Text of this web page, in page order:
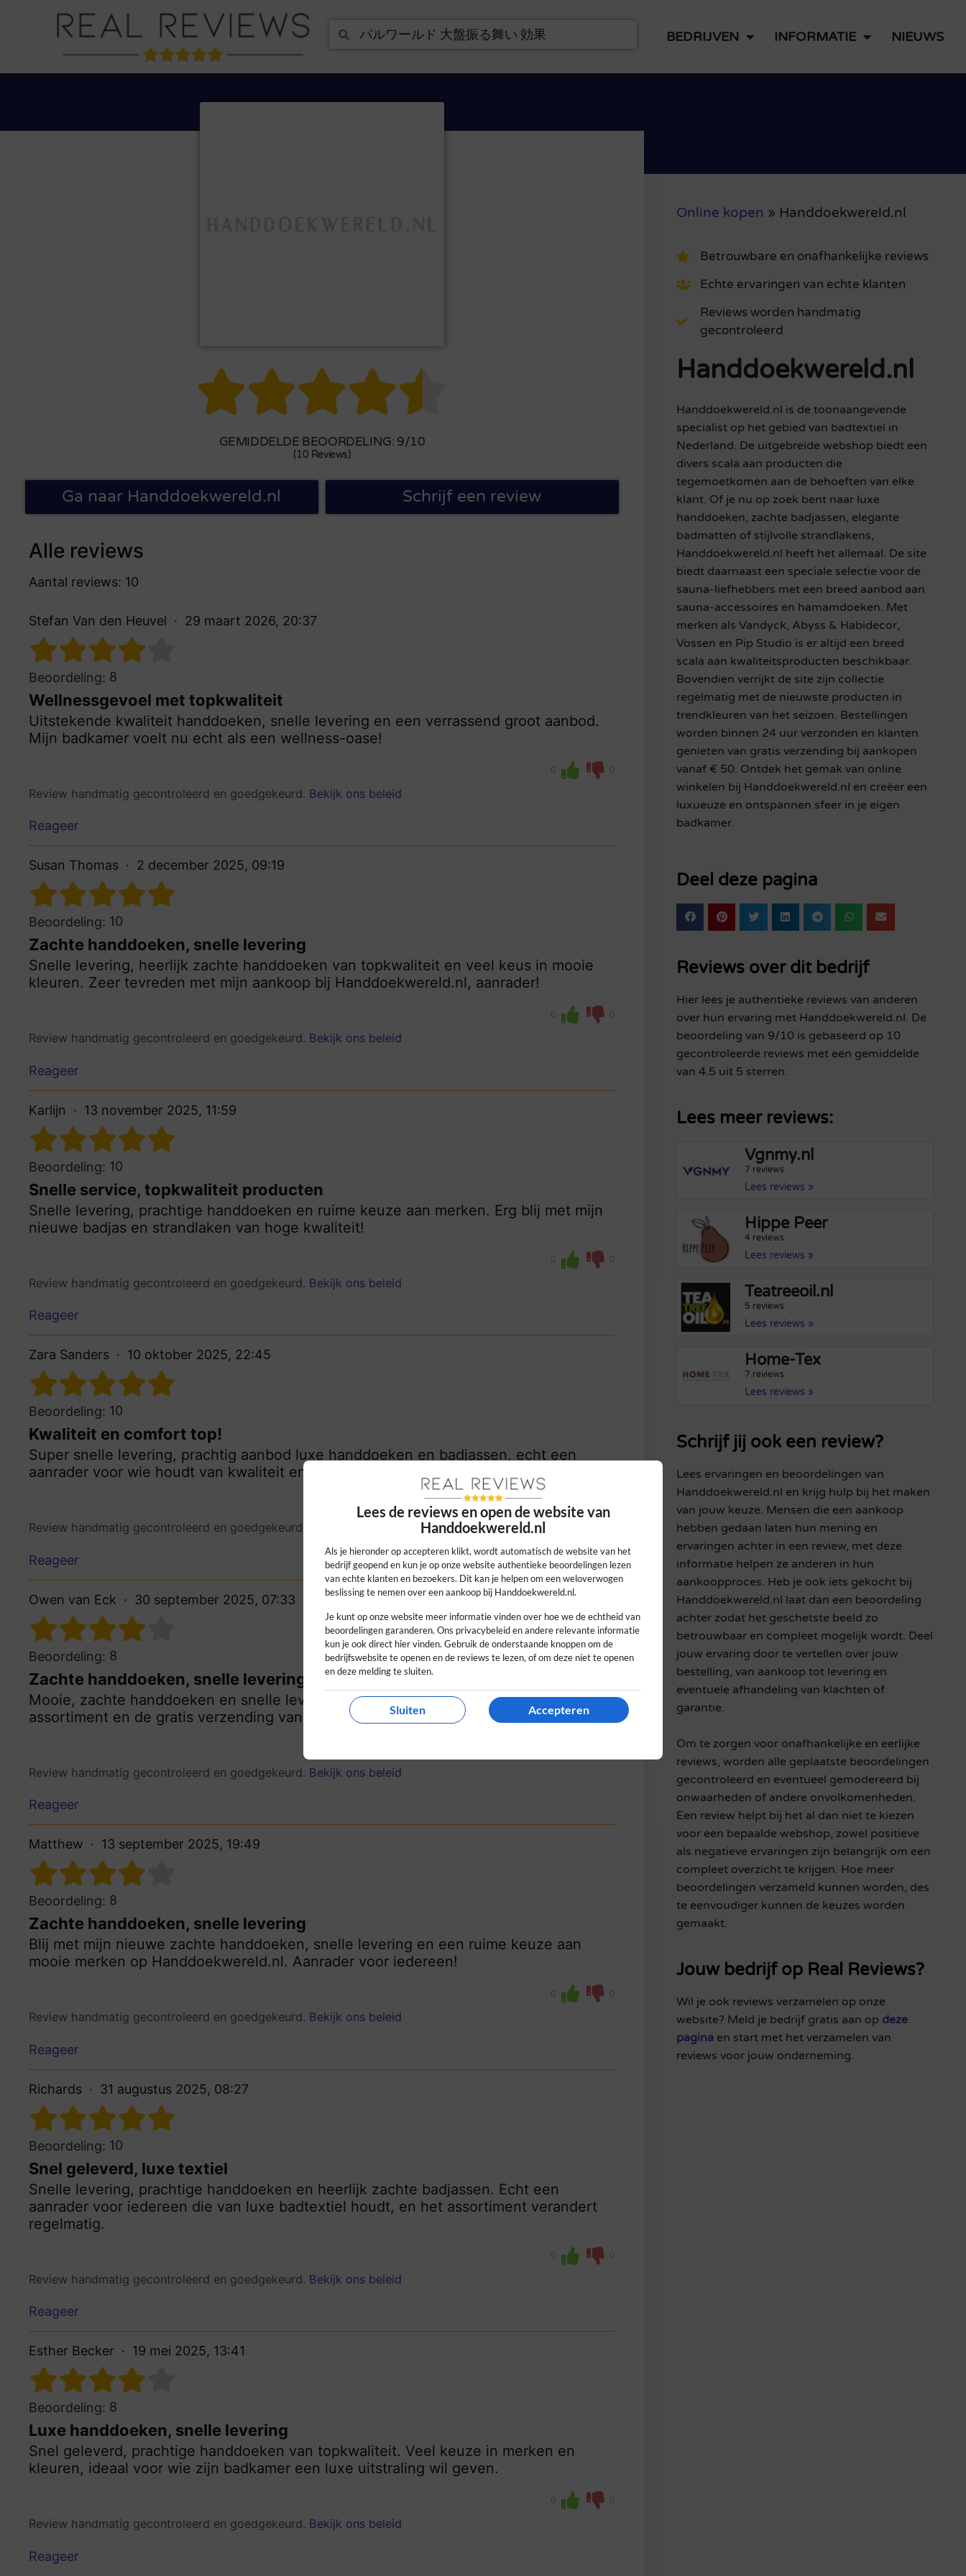
BEDRIJVEN INFORMATIE NIEUWS

GEMIDDELDE BEOORDELING: 9/10
(10 Reviews)
Ga naar Handdoekwereld.nl Schrijf een review
Alle reviews
Aantal reviews: 10
Stefan Van den Heuvel 29 maart 2026, 20:37
Beoordeling: 8
Wellnessgevoel met topkwaliteit
Uitstekende kwaliteit handdoeken, snelle levering en een verrassend groot aanbod.
Mijn badkamer voelt nu echt als een wellness-oase!
0 0
Review handmatig gecontroleerd en goedgekeurd. Bekijk ons beleid
Reageer
Susan Thomas 2 december 2025, 09:19
Beoordeling: 10
Zachte handdoeken, snelle levering
Snelle levering, heerlijk zachte handdoeken van topkwaliteit en veel keus in mooie
kleuren. Zeer tevreden met mijn aankoop bij Handdoekwereld.nl, aanrader!
0 0
Review handmatig gecontroleerd en goedgekeurd. Bekijk ons beleid
Reageer
Karlijn 13 november 2025, 11:59
Beoordeling: 10
Snelle service, topkwaliteit producten
Snelle levering, prachtige handdoeken en ruime keuze aan merken. Erg blij met mijn
nieuwe badjas en strandlaken van hoge kwaliteit!
0 0
Review handmatig gecontroleerd en goedgekeurd. Bekijk ons beleid
Reageer
Zara Sanders 10 oktober 2025, 22:45
Beoordeling: 10
Kwaliteit en comfort top!
Super snelle levering, prachtig aanbod luxe handdoeken en badjassen, echt een
aanrader voor wie houdt van kwaliteit en comfort in de badkamer!
0
Review handmatig gecontroleerd en goedgekeurd.
Reageer
Owen van Eck 30 september 2025, 07:33
Beoordeling: 8
Zachte handdoeken, snelle levering
Mooie, zachte handdoeken en snelle levering. Heel tevreden met het ruime
assortiment en de gratis verzending vanaf vijftig euro.
Review handmatig gecontroleerd en goedgekeurd. Bekijk ons beleid
Reageer
Matthew 13 september 2025, 19:49
Beoordeling: 8
Zachte handdoeken, snelle levering
Blij met mijn nieuwe zachte handdoeken, snelle levering en een ruime keuze aan
mooie merken op Handdoekwereld.nl. Aanrader voor iedereen!
0 0
Review handmatig gecontroleerd en goedgekeurd. Bekijk ons beleid
Reageer
Richards 31 augustus 2025, 08:27
Beoordeling: 10
Snel geleverd, luxe textiel
Snelle levering, prachtige handdoeken en heerlijk zachte badjassen. Echt een
aanrader voor iedereen die van luxe badtextiel houdt, en het assortiment verandert
regelmatig.
0 0
Review handmatig gecontroleerd en goedgekeurd. Bekijk ons beleid
Reageer
Esther Becker 19 mei 2025, 13:41
Beoordeling: 8
Luxe handdoeken, snelle levering
Snel geleverd, prachtige handdoeken van topkwaliteit. Veel keuze in merken en
kleuren, ideaal voor wie zijn badkamer een luxe uitstraling wil geven.
0 0
Review handmatig gecontroleerd en goedgekeurd. Bekijk ons beleid
Reageer
Online kopen » Handdoekwereld.nl
Betrouwbare en onafhankelijke reviews
Echte ervaringen van echte klanten
Reviews worden handmatig
gecontroleerd
Handdoekwereld.nl
Handdoekwereld.nl is de toonaangevende
specialist op het gebied van badtextiel in
Nederland. De uitgebreide webshop biedt een
divers scala aan producten die
tegemoetkomen aan de behoeften van elke
klant. Of je nu op zoek bent naar luxe
handdoeken, zachte badjassen, elegante
badmatten of stijlvolle strandlakens,
Handdoekwereld.nl heeft het allemaal. De site
biedt daarnaast een speciale selectie voor de
sauna-liefhebbers met een breed aanbod aan
sauna-accessoires en hamamdoeken. Met
merken als Vandyck, Abyss & Habidecor,
Vossen en Pip Studio is er altijd een breed
scala aan kwaliteitsproducten beschikbaar.
Bovendien verrijkt de site zijn collectie
regelmatig met de nieuwste producten in
trendkleuren van het seizoen. Bestellingen
worden binnen 24 uur verzonden en klanten
genieten van gratis verzending bij aankopen
vanaf € 50. Ontdek het gemak van online
winkelen bij Handdoekwereld.nl en creëer een
luxueuze en ontspannen sfeer in je eigen
badkamer.
Deel deze pagina
Reviews over dit bedrijf
Hier lees je authentieke reviews van anderen
over hun ervaring met Handdoekwereld.nl. De
beoordeling van 9/10 is gebaseerd op 10
gecontroleerde reviews met een gemiddelde
van 4.5 uit 5 sterren.
Lees meer reviews:
Vgnmy.nl
7 reviews
Lees reviews »
Hippe Peer
4 reviews
Lees reviews »
Teatreeoil.nl
5 reviews
Lees reviews »
Home-Tex
7 reviews
Lees reviews »
Schrijf jij ook een review?
Lees ervaringen en beoordelingen van
Handdoekwereld.nl en krijg hulp bij het maken
van jouw keuze. Mensen die een aankoop
hebben gedaan laten hun mening en
ervaringen achter in een review, met deze
informatie helpen ze anderen in hun
aankoopproces. Heb je ook iets gekocht bij
Handdoekwereld.nl laat dan een beoordeling
achter zodat het geschetste beeld zo
betrouwbaar en compleet mogelijk wordt. Deel
jouw ervaring door te vertellen over jouw
bestelling, van aankoop tot levering en
eventuele afhandeling van klachten of
garantie.
Om te zorgen voor onafhankelijke en eerlijke
reviews, worden alle geplaatste beoordelingen
gecontroleerd en eventueel gemodereerd bij
onwaarheden of andere onvolkomenheden.
Een review helpt bij het al dan niet te kiezen
voor een bepaalde webshop, zowel positieve
als negatieve ervaringen zijn belangrijk om een
compleet overzicht te krijgen. Hoe meer
beoordelingen verzameld kunnen worden, des
te eenvoudiger kunnen de keuzes worden
gemaakt.
Jouw bedrijf op Real Reviews?
Wil je ook reviews verzamelen op onze
website? Meld je bedrijf gratis aan op deze
paginaen start met het verzamelen van
reviews voor jouw onderneming.
Lees de reviews en open de website van
Handdoekwereld.nl
Als je hieronder op accepteren klikt, wordt automatisch de website van het
bedrijf geopend en kun je op onze website authentieke beoordelingen lezen
van echte klanten en bezoekers. Dit kan je helpen om een weloverwogen
beslissing te nemen over een aankoop bij Handdoekwereld.nl.
Je kunt op onze website meer informatie vinden over hoe we de echtheid van
beoordelingen garanderen. Ons privacybeleid en andere relevante informatie
kun je ook direct hier vinden. Gebruik de onderstaande knoppen om de
bedrijfswebsite te openen en de reviews te lezen, of om deze niet te openen
en deze melding te sluiten.
Sluiten Accepteren